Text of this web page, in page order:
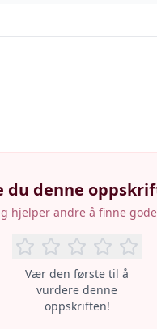
du denne
hjelper andre å finne
Vær den første til å
vurdere denne
oppskriften!